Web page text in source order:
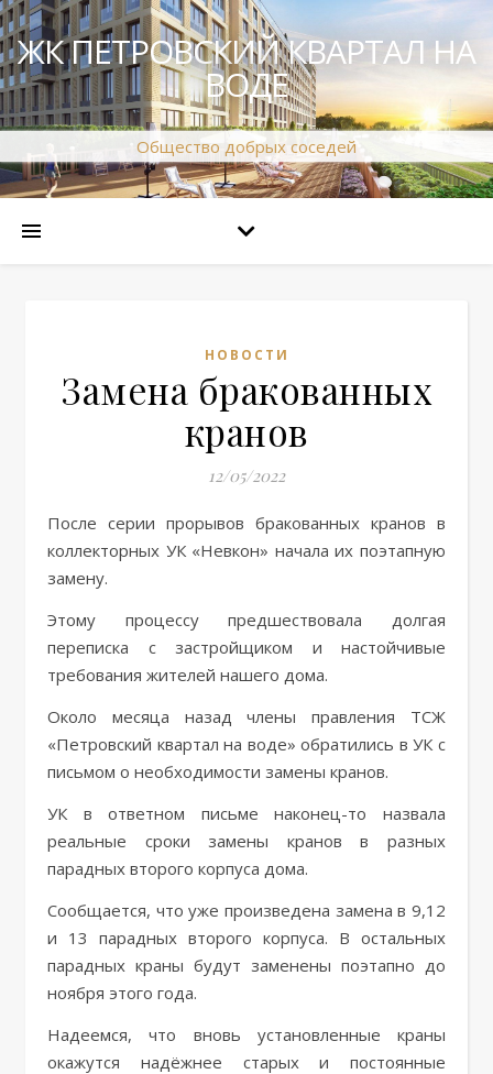
ЖК ПЕТРОВСКИЙ КВАРТАЛ НА
ВОДЕ
Общество добрых соседей
НОВОСТИ
Замена бракованных
кранов
12/05/2022
После серии прорывов бракованных кранов в
коллекторных УК «Невкон» начала их поэтапную
замену.
Этому процессу предшествовала долгая
переписка с застройщиком и настойчивые
требования жителей нашего дома.
Около месяца назад члены правления ТСЖ
«Петровский квартал на воде» обратились в УК с
письмом о необходимости замены кранов.
УК в ответном письме наконец-то назвала
реальные сроки замены кранов в разных
парадных второго корпуса дома.
Сообщается, что уже произведена замена в 9,12
и 13 парадных второго корпуса. В остальных
парадных краны будут заменены поэтапно до
ноября этого года.
Надеемся, что вновь установленные краны
окажутся надёжнее старых и постоянные